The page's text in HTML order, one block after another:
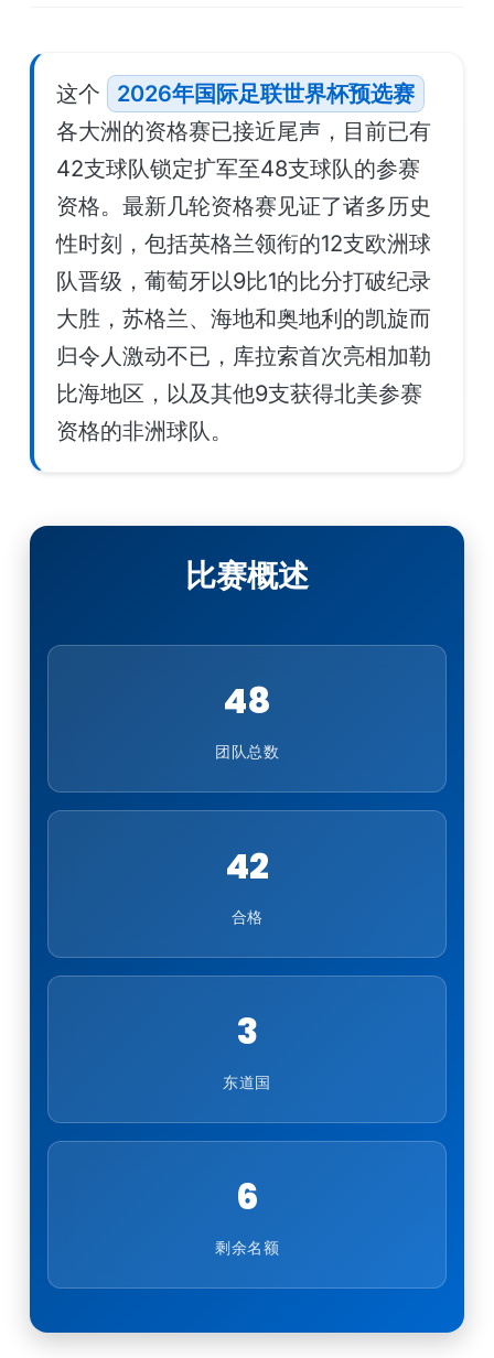
这个
2026年国际足联世界杯预选赛
各大洲的资格赛已接近尾声，目前已有
42支球队锁定扩军至48支球队的参赛
资格。最新几轮资格赛见证了诸多历史
性时刻，包括英格兰领衔的12支欧洲球
队晋级，葡萄牙以9比1的比分打破纪录
大胜，苏格兰、海地和奥地利的凯旋而
归令人激动不已，库拉索首次亮相加勒
比海地区，以及其他9支获得北美参赛
资格的非洲球队。
比赛概述
48
团队总数
42
合格
3
东道国
6
剩余名额